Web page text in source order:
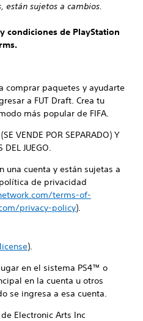
están sujetos a cambios.
condiciones de PlayStation
comprar paquetes y ayudarte
a FUT Draft. Crea tu
más popular de FIFA.
VENDE POR SEPARADO) Y
DEL JUEGO.
una cuenta y están sujetas a
de privacidad
terms-of-
privacy-policy).
).
en el sistema PS4™ o
en la cuenta u otros
se ingresa a esa cuenta.
Electronic Arts Inc